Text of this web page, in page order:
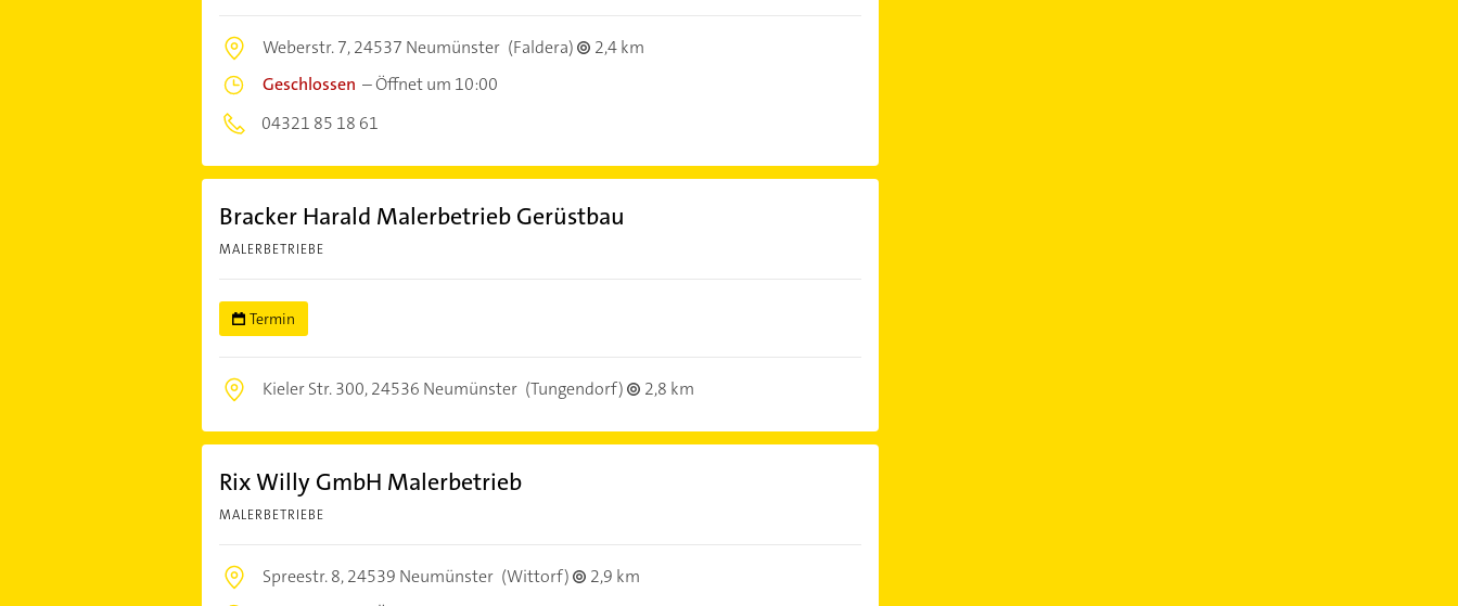
Weberstr. 7,24537 Neumünster (Faldera)
2,4 km
Geschlossen –Öffnet um 10:00
04321 85 18 61
Bracker Harald Malerbetrieb Gerüstbau
MALERBETRIEBE
Termin
Kieler Str. 300,24536 Neumünster (Tungendorf) 2,8 km
Rix Willy GmbH Malerbetrieb
MALERBETRIEBE
Spreestr. 8,24539 Neumünster (Wittorf)
2,9 km